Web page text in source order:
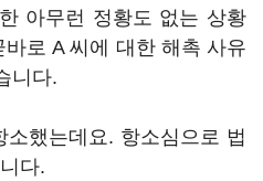
아무런 정황도 없는 상황
로 A 씨에 대한 해촉 사유
니다.
했는데요. 항소심으로 법
다.